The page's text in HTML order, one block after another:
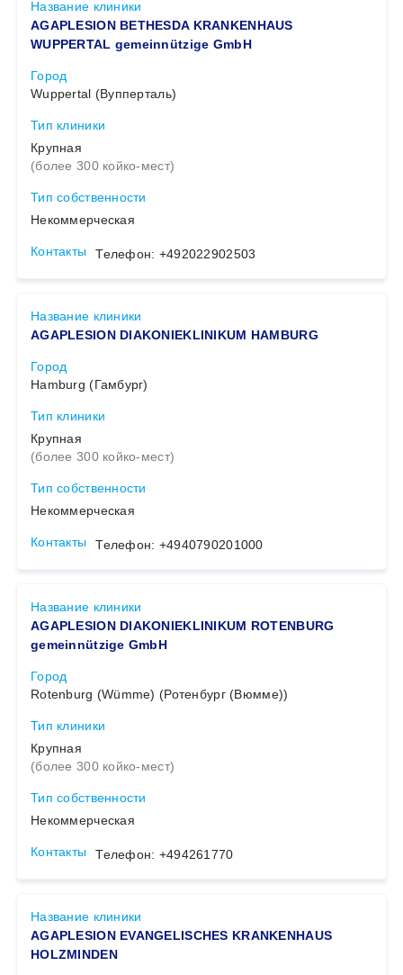
Название клиники
AGAPLESION BETHESDA KRANKENHAUS
WUPPERTAL gemeinnützige GmbH
Город
Wuppertal (Вупперталь)
Тип клиники
Крупная
(более 300 койко-мест)
Тип собственности
Некоммерческая
Контакты Телефон: +492022902503
Название клиники
AGAPLESION DIAKONIEKLINIKUM HAMBURG
Город
Hamburg (Гамбург)
Тип клиники
Крупная
(более 300 койко-мест)
Тип собственности
Некоммерческая
Контакты Телефон: +4940790201000
Название клиники
AGAPLESION DIAKONIEKLINIKUM ROTENBURG
gemeinnützige GmbH
Город
Rotenburg (Wümme) (Ротенбург (Вюмме))
Тип клиники
Крупная
(более 300 койко-мест)
Тип собственности
Некоммерческая
Контакты Телефон: +494261770
Название клиники
AGAPLESION EVANGELISCHES KRANKENHAUS
HOLZMINDEN